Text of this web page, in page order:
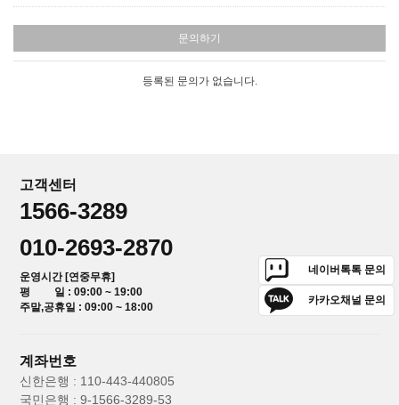
문의하기
등록된 문의가 없습니다.
고객센터
1566-3289
010-2693-2870
운영시간 [연중무휴]
평 일 : 09:00 ~ 19:00
주말,공휴일 : 09:00 ~ 18:00
네이버톡톡 문의
카카오채널 문의
계좌번호
신한은행 : 110-443-440805
국민은행 : 9-1566-3289-53